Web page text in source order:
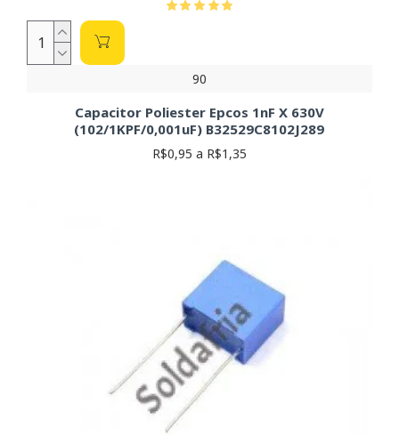
90
Capacitor Poliester Epcos 1nF X 630V
(102/1KPF/0,001uF) B32529C8102J289
R$0,95 a R$1,35